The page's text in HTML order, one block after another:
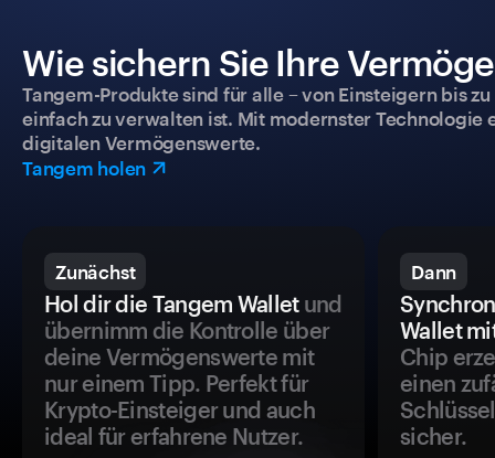
Wie sichern Sie Ihre
Tangem-Produkte sind für alle – von Einsteigern bis
einfach zu verwalten ist. Mit modernster
digitalen Vermögenswerte.
Tangem holen
Zunächst
Hol dir die Tangem Walletund
übernimm die Kontrolle über
deine Vermögenswerte mit
nur einem Tipp. Perfekt für
Krypto-Einsteiger und auch
ideal für erfahrene Nutzer.
Dann
Wallet
Chip
einen
sicher.